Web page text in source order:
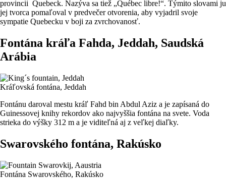
provincii Quebeck. Nazýva sa tiež „Québec libre!“. Týmito slovami ju
jej tvorca pomaľoval v predvečer otvorenia, aby vyjadril svoje
sympatie Quebecku v boji za zvrchovanosť.
Fontána kráľa Fahda, Jeddah, Saudská
Arábia
Kráľovská fontána, Jeddah
Fontánu daroval mestu kráľ Fahd bin Abdul Aziz a je zapísaná do
Guinessovej knihy rekordov ako najvyššia fontána na svete. Voda
strieka do výšky 312 m a je viditeľná aj z veľkej diaľky.
Swarovského fontána, Rakúsko
Fontána Swarovského, Rakúsko